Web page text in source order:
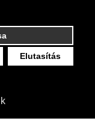
Elutasítás
jog fenntartva